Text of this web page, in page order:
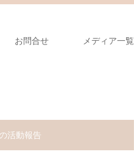
お問合せ メディア一覧
活動報告